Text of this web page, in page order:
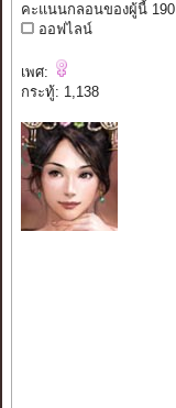
คะแนนกลอนของผู้นี้ 190
ออฟไลน์
เพศ:
กระทู้: 1,138